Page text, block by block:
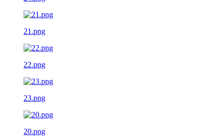
21.png
22.png
23.png
20.png